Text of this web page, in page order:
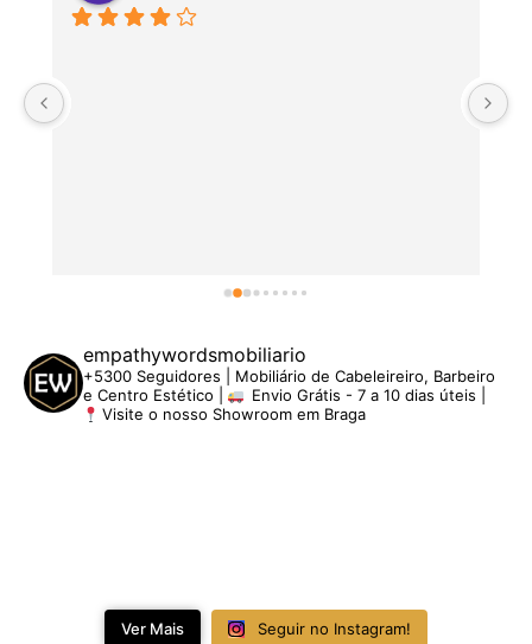
empathywordsmobiliario
+5300 Seguidores | Mobiliário de Cabeleireiro, Barbeiro
e Centro Estético |
Envio Grátis - 7 a 10 dias úteis |
Visite o nosso Showroom em Braga
Ver Mais Seguir no Instagram!